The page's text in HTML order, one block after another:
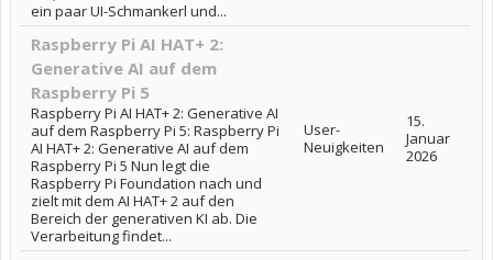
ein paar UI-Schmankerl und...
Raspberry Pi AI HAT+ 2:
Generative AI auf dem
Raspberry Pi 5
Raspberry Pi AI HAT+ 2: Generative AI
auf dem Raspberry Pi 5: Raspberry Pi
AI HAT+ 2: Generative AI auf dem
Raspberry Pi 5 Nun legt die
Raspberry Pi Foundation nach und
zielt mit dem AI HAT+ 2 auf den
Bereich der generativen KI ab. Die
Verarbeitung findet...
User-
Neuigkeiten
15.
Januar
2026